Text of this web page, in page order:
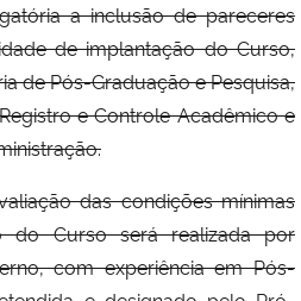
a inclusão de pareceres
de implantação do Curso,
de Pós-Graduação e Pesquisa,
e Controle Acadêmico e
das condições mínimas
do Curso será realizada por
com experiência em Pós-